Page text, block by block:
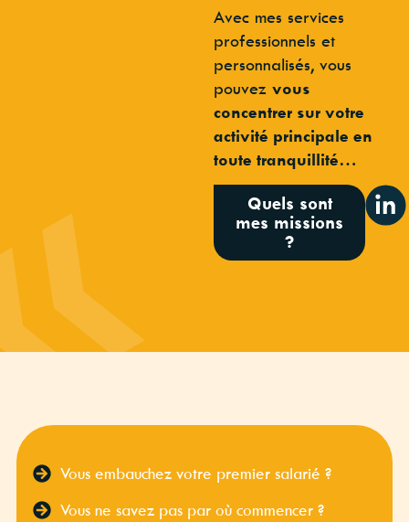
Avec mes services
professionnels et
personnalisés, vous
pouvez vous
concentrer sur votre
activité principale en
toute tranquillité…
Quels sont
mes missions
?
Vous embauchez votre premier salarié ?
Vous ne savez pas par où commencer ?